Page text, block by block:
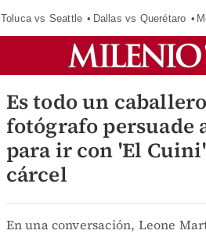
Toluca vs Seattle Dallas vs Querétaro
Es todo un
fotógrafo persuade
para ir con 'El
cárcel
En una conversación, Leone